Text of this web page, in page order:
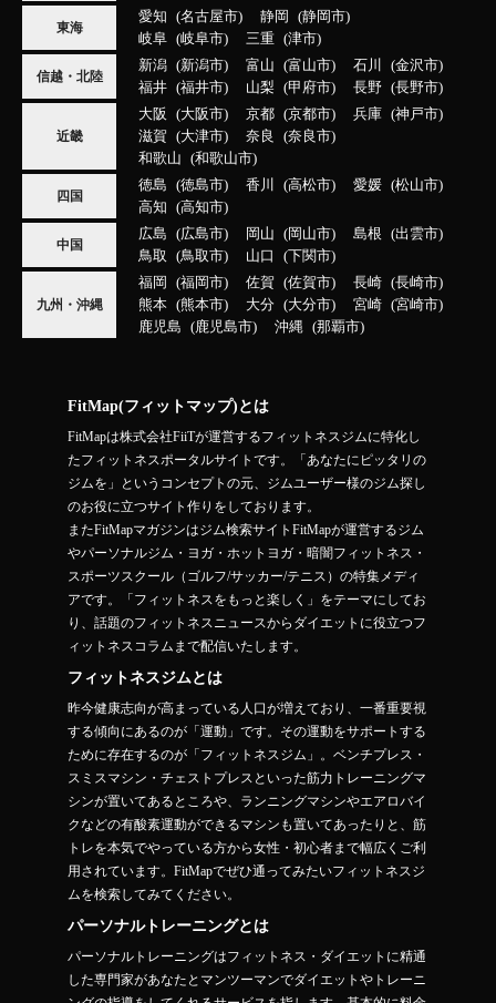
東海
愛知 名古屋市 静岡
静岡市
岐阜
岐阜市 三重 津市
信越・北陸
新潟 新潟市 富山 富山市 石川
金沢市
福井
福井市 山梨 甲府市 長野 長野市
近畿
大阪 大阪市 京都 京都市 兵庫
神戸市
滋賀
大津市 奈良
奈良市
和歌山
和歌山市
四国
徳島 徳島市 香川 高松市 愛媛
松山市
高知
高知市
中国
広島 広島市 岡山 岡山市 島根
出雲市
鳥取
鳥取市 山口 下関市
九州・沖縄
福岡 福岡市 佐賀 佐賀市 長崎
長崎市
熊本
熊本市 大分 大分市 宮崎
宮崎市
鹿児島
鹿児島市 沖縄 那覇市
FitMap(フィットマップ)とは
FitMapは株式会社FiiTが運営するフィットネスジムに特化し
たフィットネスポータルサイトです。「あなたにピッタリの
ジムを」というコンセプトの元、ジムユーザー様のジム探し
のお役に立つサイト作りをしております。
またFitMapマガジンはジム検索サイトFitMapが運営するジム
やパーソナルジム・ヨガ・ホットヨガ・暗闇フィットネス・
スポーツスクール（ゴルフ/サッカー/テニス）の特集メディ
アです。「フィットネスをもっと楽しく」をテーマにしてお
り、話題のフィットネスニュースからダイエットに役立つフ
ィットネスコラムまで配信いたします。
フィットネスジムとは
昨今健康志向が高まっている人口が増えており、一番重要視
する傾向にあるのが「運動」です。その運動をサポートする
ために存在するのが「フィットネスジム」。ベンチプレス・
スミスマシン・チェストプレスといった筋力トレーニングマ
シンが置いてあるところや、ランニングマシンやエアロバイ
クなどの有酸素運動ができるマシンも置いてあったりと、筋
トレを本気でやっている方から女性・初心者まで幅広くご利
用されています。FitMapでぜひ通ってみたいフィットネスジ
ムを検索してみてください。
パーソナルトレーニングとは
パーソナルトレーニングはフィットネス・ダイエットに精通
した専門家があなたとマンツーマンでダイエットやトレーニ